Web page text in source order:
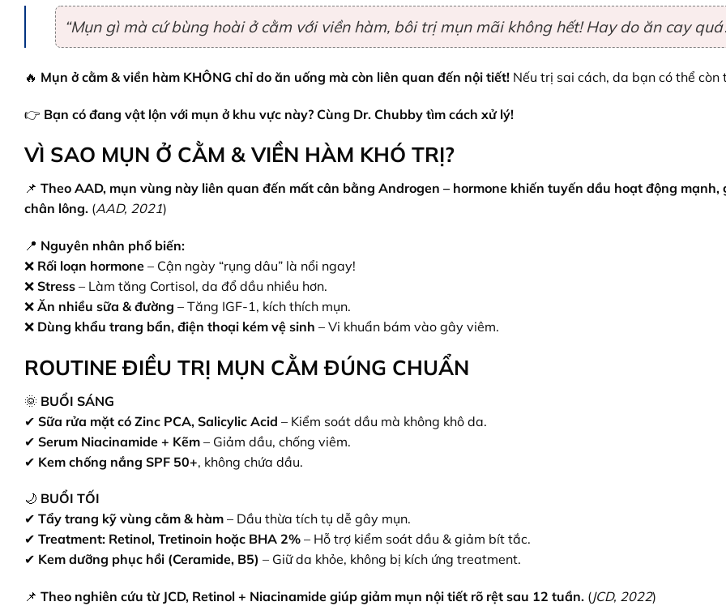
“Mụn gì mà cứ bùng hoài ở cằm với viền hàm, bôi trị mụn mãi không hết! Hay do ăn cay
🔥 Mụn ở cằm & viền hàm KHÔNG chỉ do ăn uống mà còn liên quan đến nội tiết! Nếu trị sai cách, da bạn có thể còn
👉 Bạn có đang vật lộn với mụn ở khu vực này? Cùng Dr. Chubby tìm cách xử lý!
VÌ SAO MỤN Ở CẰM & VIỀN HÀM KHÓ TRỊ?
📌 Theo AAD, mụn vùng này liên quan đến mất cân bằng Androgen – hormone khiến tuyến dầu hoạt động mạnh,
chân lông. (AAD, 2021)
📍 Nguyên nhân phổ biến:
❌ Rối loạn hormone – Cận ngày “rụng dâu” là nổi ngay!
❌ Stress – Làm tăng Cortisol, da đổ dầu nhiều hơn.
❌ Ăn nhiều sữa & đường – Tăng IGF-1, kích thích mụn.
❌ Dùng khẩu trang bẩn, điện thoại kém vệ sinh – Vi khuẩn bám vào gây viêm.
ROUTINE ĐIỀU TRỊ MỤN CẰM ĐÚNG CHUẨN
🌞 BUỔI SÁNG
✔ Sữa rửa mặt có Zinc PCA, Salicylic Acid – Kiểm soát dầu mà không khô da.
✔ Serum Niacinamide + Kẽm – Giảm dầu, chống viêm.
✔ Kem chống nắng SPF 50+, không chứa dầu.
🌙 BUỔI TỐI
✔ Tẩy trang kỹ vùng cằm & hàm – Dầu thừa tích tụ dễ gây mụn.
✔ Treatment: Retinol, Tretinoin hoặc BHA 2% – Hỗ trợ kiểm soát dầu & giảm bít tắc.
✔ Kem dưỡng phục hồi (Ceramide, B5) – Giữ da khỏe, không bị kích ứng treatment.
📌 Theo nghiên cứu từ JCD, Retinol + Niacinamide giúp giảm mụn nội tiết rõ rệt sau 12 tuần. (JCD, 2022)